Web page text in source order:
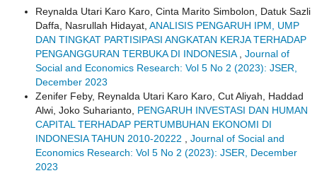
Reynalda Utari Karo Karo, Cinta Marito Simbolon, Datuk Sazli
Daffa, Nasrullah Hidayat, ANALISIS PENGARUH IPM, UMP
DAN TINGKAT PARTISIPASI ANGKATAN KERJA TERHADAP
PENGANGGURAN TERBUKA DI INDONESIA
Journal of
Social and Economics Research: Vol 5 No 2 (2023): JSER,
December 2023
Zenifer Feby, Reynalda Utari Karo Karo, Cut Aliyah, Haddad
Alwi, Joko Suharianto, PENGARUH INVESTASI DAN HUMAN
CAPITAL TERHADAP PERTUMBUHAN EKONOMI DI
INDONESIA TAHUN 2010-20222
Journal of Social and
Economics Research: Vol 5 No 2 (2023): JSER, December
2023